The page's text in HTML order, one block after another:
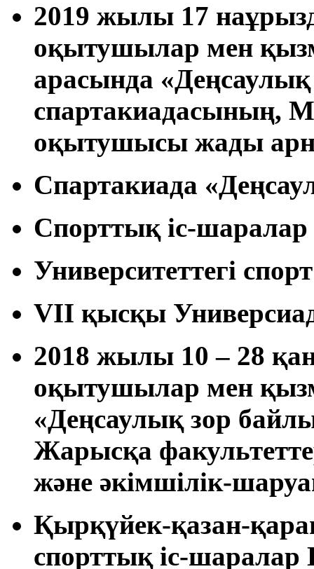
2019 жылы 17
оқытушылар мен
арасында
спартакиадасының,
оқытушысы жады
Спартакиада
Спорттық іс-
Университеттегі
VII қысқы
2018 жылы 10 – 28
оқытушылар мен
«Деңсаулық зор
Жарысқа
және әкімшілік-
Қырқүйек-қазан-
спорттық іс-шаралар